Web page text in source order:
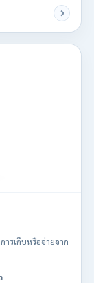
รเก็บหรือจ่ายจาก